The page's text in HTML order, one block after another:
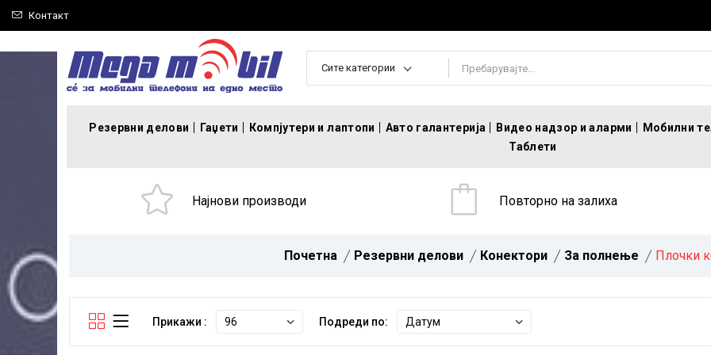
Контакт
Сите категории
Резервни делови Гаџети Компјутери и лаптопи Авто галантерија Видео надзор и аларми Мобилни
Таблети
Најнови производи Повторно на залиха
Почетна Резервни делови Конектори За полнење Плочки
Прикажи : Подреди по: